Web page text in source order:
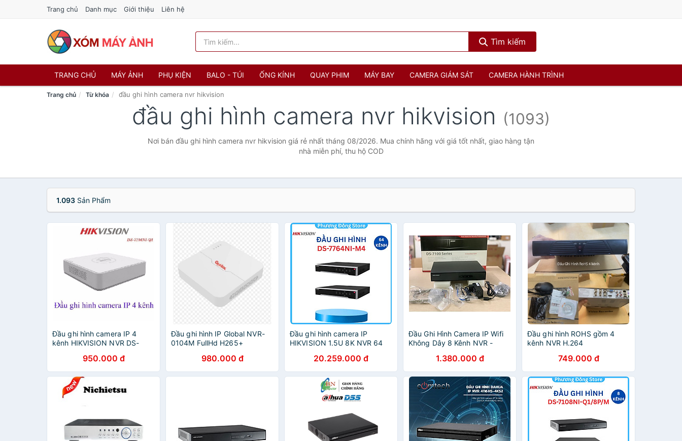
Trang chủ Danh mục Giới thiệu Liên hệ
Tìm kiếm
TRANG CHỦ MÁY ẢNH PHỤ KIỆN BALO - TÚI ỐNG KÍNH QUAY PHIM MÁY BAY CAMERA GIÁM SÁT CAMERA HÀNH TRÌNH
Trang chủ Từ khóa đầu ghi hình camera nvr hikvision
đầu ghi hình camera nvr hikvision (1093)
Nơi bán đầu ghi hình camera nvr hikvision giá rẻ nhất tháng 08/2026. Mua chính hãng với giá tốt nhất, giao hàng tận
nhà miễn phí, thu hộ COD
1.093 Sản Phẩm
Đầu ghi hình camera IP 4
kênh HIKVISION NVR DS-
camera Ezviz vào đầu này
950.000 đ
Đầu ghi hình IP Global NVR-
0104M FullHd H265+
980.000 đ
Đầu ghi hình camera IP
HIKVISION 1.5U 8K NVR 64
chính hãng20.259.000 đ
Đầu Ghi Hình Camera IP Wifi
Không Dây 8 Kênh NVR -
Hàng chính hãng
1.380.000 đ
Đầu ghi hình ROHS gồm 4
kênh NVR H.264
749.000 đ